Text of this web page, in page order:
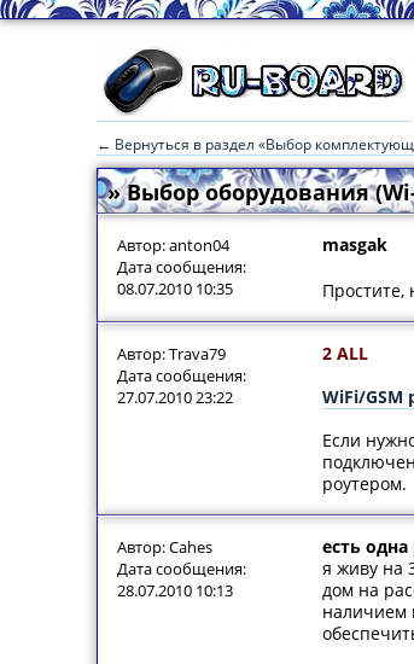
← Вернуться в раздел «Выбор
» Выбор оборудования
Автор: anton04
Дата сообщения:
08.07.2010 10:35
masgak
Простите,
Автор: Trava79
Дата сообщения:
27.07.2010 23:22
2 ALL
WiFi/GSM
Если
роутером.
Автор: Cahes
Дата сообщения:
28.07.2010 10:13
есть
я живу на
дом на
наличием